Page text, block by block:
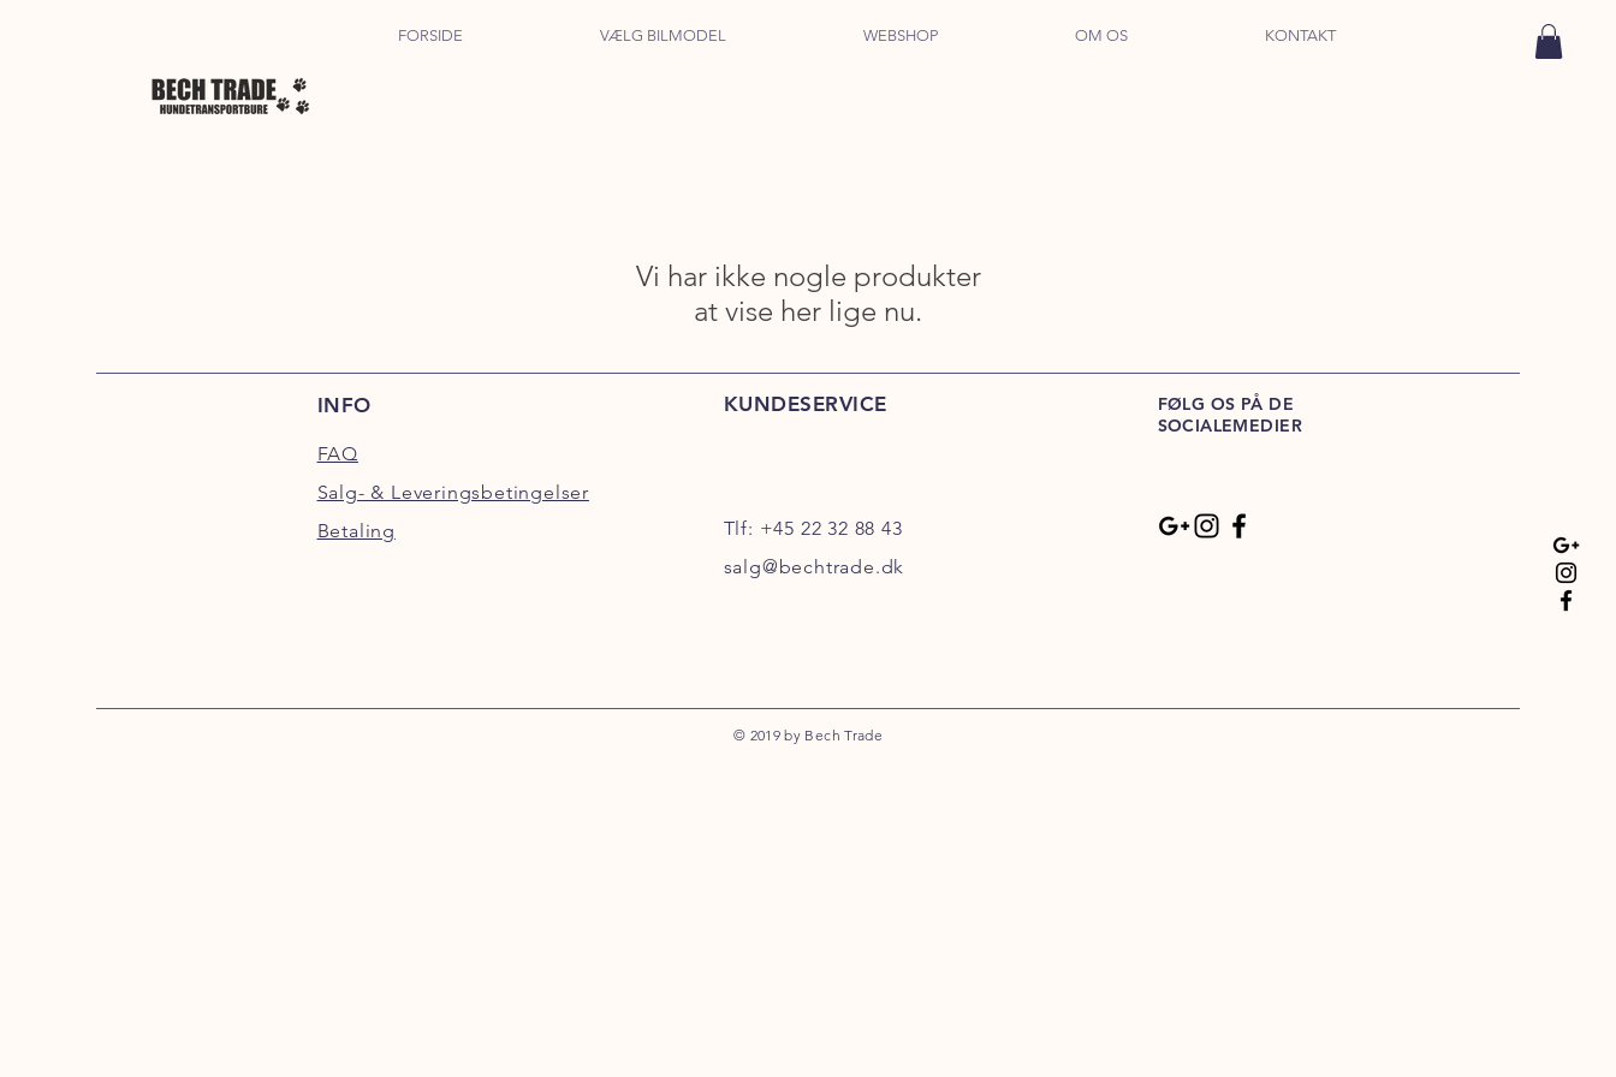
FORSIDE VÆLG BILMODEL WEBSHOP OM OS KONTAKT
Vi har ikke nogle produkter
at vise her lige nu.
INFO
FAQ
Salg- & Leveringsbetingelser
Betaling
KUNDESERVICE
Tlf: +45 22 32 88 43
salg@bechtrade.dk
FØLG OS PÅ DE
SOCIALEMEDIER
© 2019 by Bech Trade